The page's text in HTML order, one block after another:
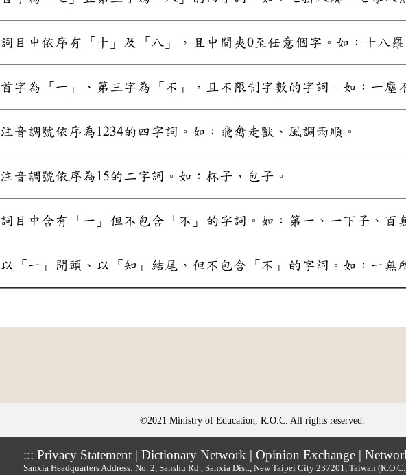
詞目中依序有「十」及「八」，且中間夾0至任意個字。如：十八
首字為「一」、第三字為「不」，且不限制字數的字詞。如：一塵
注音調號依序為1234的四字詞。如：飛禽走獸、風調雨順。
注音調號依序為15的二字詞。如：杯子、包子。
詞目中含有「一」但不包含「不」的字詞。如：第一、一下子、百
以「一」開頭、以「知」結尾，但不包含「不」的字詞。如：一無
©2021 Ministry of Education, R.O.C. All rights reserved.
::: Privacy Statement | Dictionary Network | Opinion Exchange |
Sanxia Headquarters Address: No. 2, Sanshu Rd., Sanxia Dist., New Taipei City 237201, Taiwan